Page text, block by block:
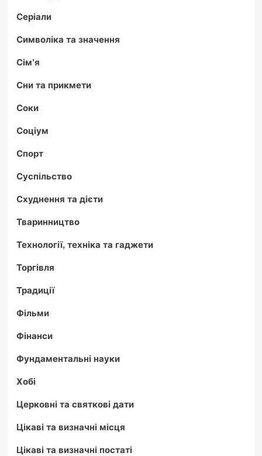
Серіали
Символіка та значення
Сім'я
Сни та прикмети
Соки
Соціум
Спорт
Суспільство
Схуднення та дієти
Тваринництво
Технології, техніка та гаджети
Торгівля
Традиції
Фільми
Фінанси
Фундаментальні науки
Хобі
Церковні та святкові дати
Цікаві та визначні місця
Цікаві та визначні постаті